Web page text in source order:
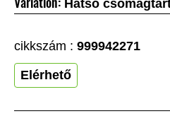
Hátsó
cikkszám : 999942271
Elérhető